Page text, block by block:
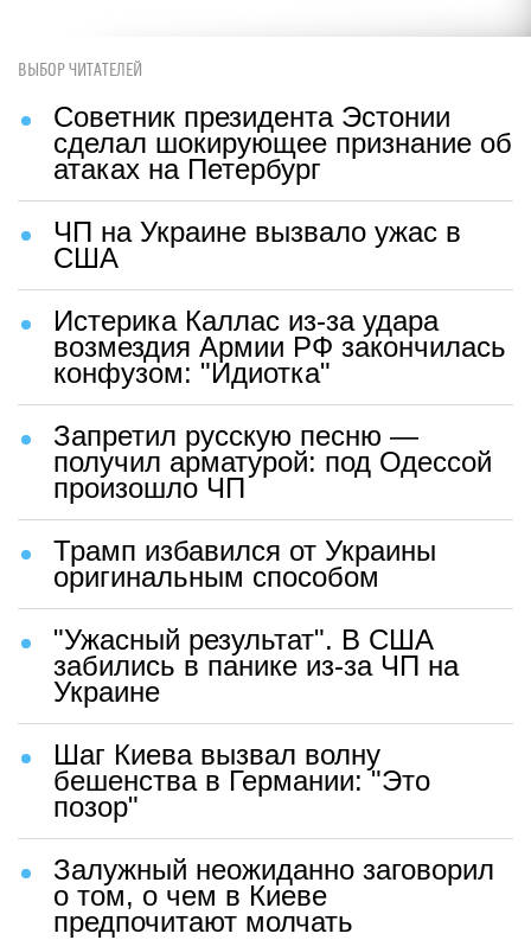
ВЫБОР ЧИТАТЕЛЕЙ
Советник президента Эстонии
сделал шокирующее признание об
атаках на Петербург
ЧП на Украине вызвало ужас в
США
Истерика Каллас из-за удара
возмездия Армии РФ закончилась
конфузом: "Идиотка"
Запретил русскую песню —
получил арматурой: под Одессой
произошло ЧП
Трамп избавился от Украины
оригинальным способом
"Ужасный результат". В США
забились в панике из-за ЧП на
Украине
Шаг Киева вызвал волну
бешенства в Германии: "Это
позор"
Залужный неожиданно заговорил
о том, о чем в Киеве
предпочитают молчать